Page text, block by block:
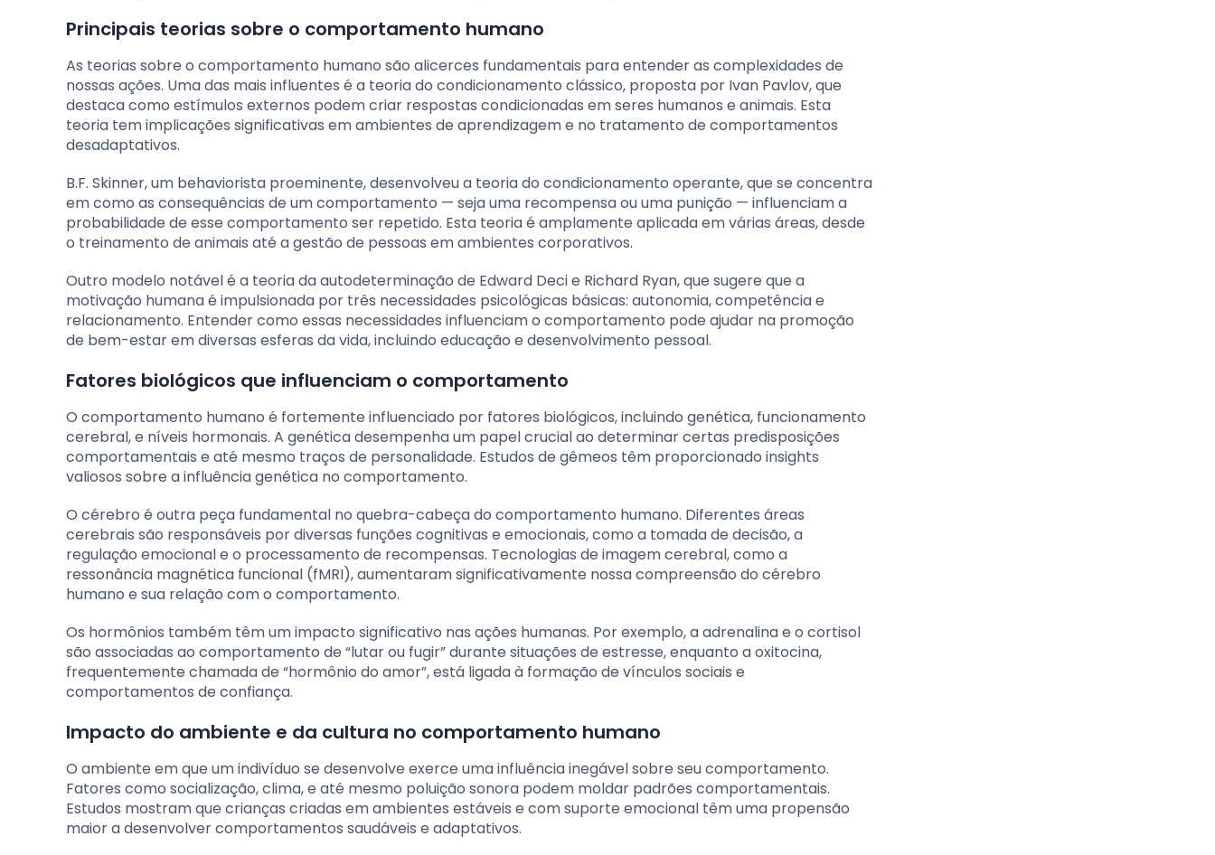
Principais teorias sobre o comportamento humano
As teorias sobre o comportamento humano são alicerces fundamentais para entender as complexidades de
nossas ações. Uma das mais influentes é a teoria do condicionamento clássico, proposta por Ivan Pavlov, que
destaca como estímulos externos podem criar respostas condicionadas em seres humanos e animais. Esta
teoria tem implicações significativas em ambientes de aprendizagem e no tratamento de comportamentos
desadaptativos.
B.F. Skinner, um behaviorista proeminente, desenvolveu a teoria do condicionamento operante, que se concentra
em como as consequências de um comportamento — seja uma recompensa ou uma punição — influenciam a
probabilidade de esse comportamento ser repetido. Esta teoria é amplamente aplicada em várias áreas, desde
o treinamento de animais até a gestão de pessoas em ambientes corporativos.
Outro modelo notável é a teoria da autodeterminação de Edward Deci e Richard Ryan, que sugere que a
motivação humana é impulsionada por três necessidades psicológicas básicas: autonomia, competência e
relacionamento. Entender como essas necessidades influenciam o comportamento pode ajudar na promoção
de bem-estar em diversas esferas da vida, incluindo educação e desenvolvimento pessoal.
Fatores biológicos que influenciam o comportamento
O comportamento humano é fortemente influenciado por fatores biológicos, incluindo genética, funcionamento
cerebral, e níveis hormonais. A genética desempenha um papel crucial ao determinar certas predisposições
comportamentais e até mesmo traços de personalidade. Estudos de gêmeos têm proporcionado insights
valiosos sobre a influência genética no comportamento.
O cérebro é outra peça fundamental no quebra-cabeça do comportamento humano. Diferentes áreas
cerebrais são responsáveis por diversas funções cognitivas e emocionais, como a tomada de decisão, a
regulação emocional e o processamento de recompensas. Tecnologias de imagem cerebral, como a
ressonância magnética funcional (fMRI), aumentaram significativamente nossa compreensão do cérebro
humano e sua relação com o comportamento.
Os hormônios também têm um impacto significativo nas ações humanas. Por exemplo, a adrenalina e o cortisol
são associadas ao comportamento de “lutar ou fugir” durante situações de estresse, enquanto a oxitocina,
frequentemente chamada de “hormônio do amor”, está ligada à formação de vínculos sociais e
comportamentos de confiança.
Impacto do ambiente e da cultura no comportamento humano
O ambiente em que um indivíduo se desenvolve exerce uma influência inegável sobre seu comportamento.
Fatores como socialização, clima, e até mesmo poluição sonora podem moldar padrões comportamentais.
Estudos mostram que crianças criadas em ambientes estáveis e com suporte emocional têm uma propensão
maior a desenvolver comportamentos saudáveis e adaptativos.